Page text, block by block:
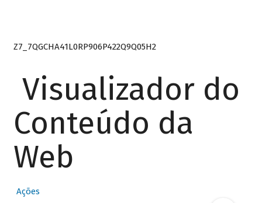
Z7_7QGCHA41L0RP906P422Q9Q05H2
Visualizador do
Conteúdo da
Web
Ações